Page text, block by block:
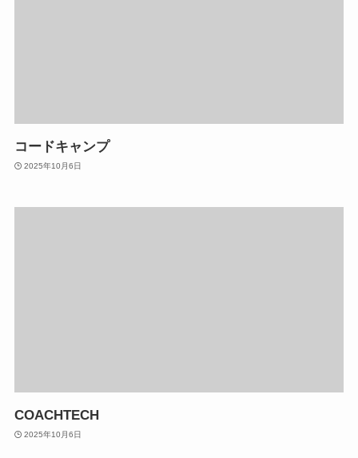
コードキャンプ
2025年10月6日
COACHTECH
2025年10月6日